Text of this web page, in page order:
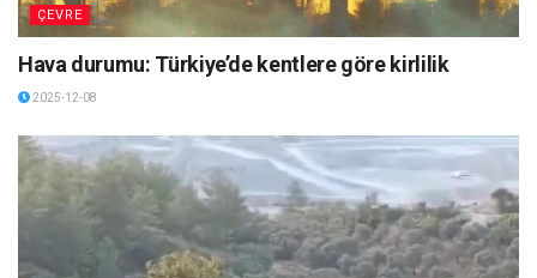
ÇEVRE
Hava durumu: Türkiye’de kentlere göre kirlilik
2025-12-08